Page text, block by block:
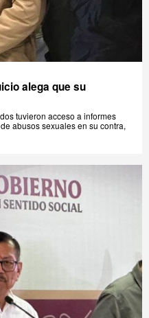
alega que su
tuvieron acceso a informes
abusos sexuales en su contra,